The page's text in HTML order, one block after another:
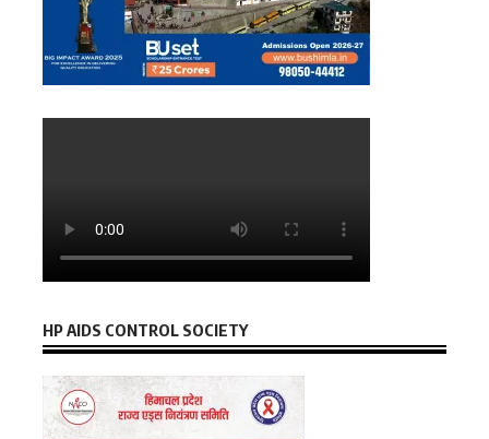
HP AIDS CONTROL SOCIETY